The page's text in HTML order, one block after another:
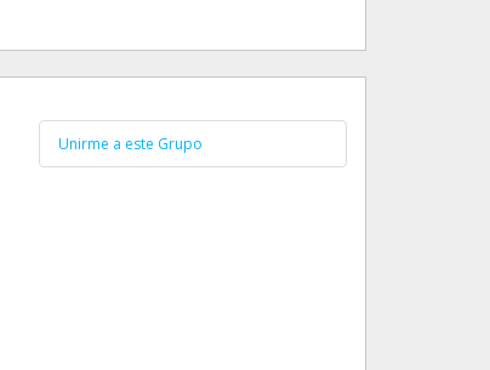
Unirme a este Grupo